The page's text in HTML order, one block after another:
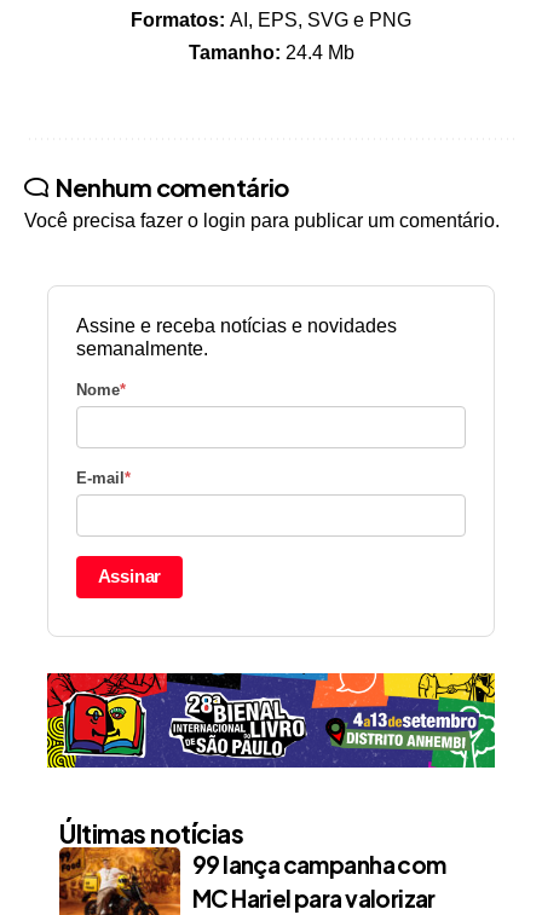
Formatos: AI, EPS, SVG e PNG
Tamanho: 24.4 Mb
Nenhum comentário
Você precisa fazer o login para publicar um comentário.
Assine e receba notícias e novidades
semanalmente.
Nome*
E-mail *
Assinar
Últimas notícias
99 lança campanha com
MC Hariel para valorizar